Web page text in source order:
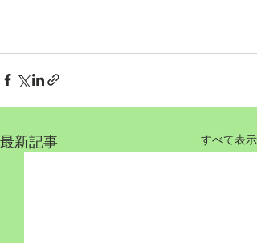
最新記事 すべて表示